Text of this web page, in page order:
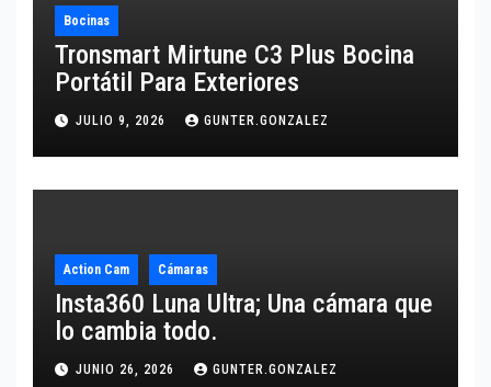
Bocinas
Tronsmart Mirtune C3 Plus Bocina
Portátil Para Exteriores
JULIO 9, 2026 GUNTER.GONZALEZ
Action Cam Cámaras
Insta360 Luna Ultra; Una cámara que
lo cambia todo.
JUNIO 26, 2026 GUNTER.GONZALEZ